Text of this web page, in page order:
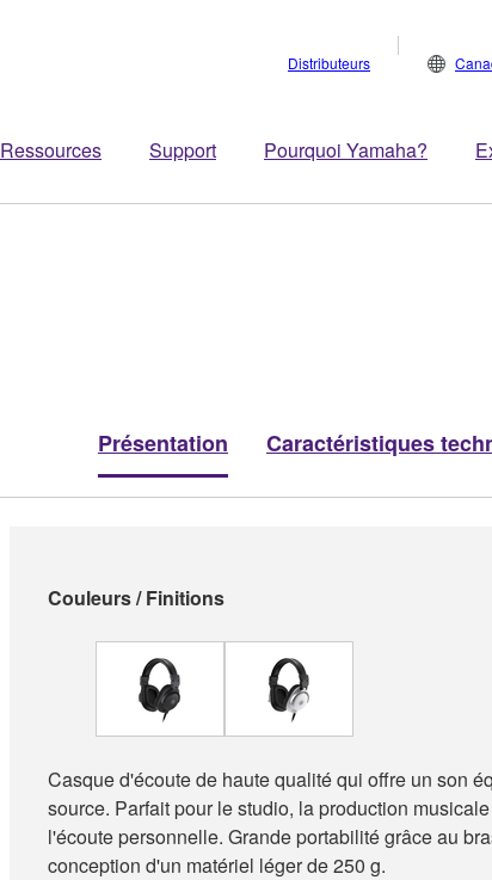
Ressources Support Pourquoi Yamaha?
Distributeurs
Présentation Caractéristiques
Couleurs / Finitions
Casque d'écoute de haute qualité qui offre un son
source. Parfait pour le studio, la production
l'écoute personnelle. Grande portabilité grâce au
conception d'un matériel léger de 250 g.